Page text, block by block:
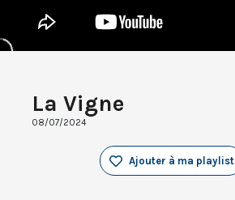
La Vigne
08/07/2024
Ajouter à ma playlist